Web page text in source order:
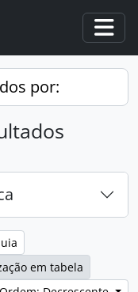
por:
em tabela